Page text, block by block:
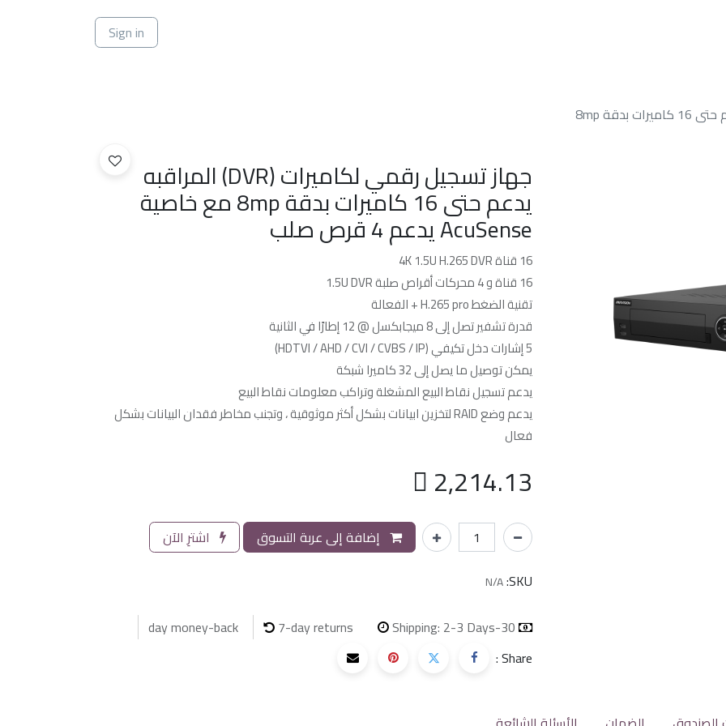
Sign in
جهاز تسجيل رقمي لكاميرات (DVR) المراقبه يدعم حتى 16 كاميرات بدقة 8mp
جهاز تسجيل رقمي لكاميرات (DVR) المراقبه
يدعم حتى 16 كاميرات بدقة 8mp مع خاصية
AcuSense يدعم 4 قرص صلب
16 قناة 4K 1.5U H.265 DVR
16 قناة و 4 محركات أقراص صلبة 1.5U DVR
تقنية الضغط H.265 pro + الفعالة
قدرة تشفير تصل إلى 8 ميجابكسل @ 12 إطارًا في الثانية
5 إشارات دخل تكيفي (HDTVI / AHD / CVI / CVBS / IP)
يمكن توصيل ما يصل إلى 32 كاميرا شبكة
يدعم تسجيل نقاط البيع المشغلة وتراكب معلومات نقاط البيع
يدعم وضع RAID لتخزين ابيانات بشكل أكثر موثوقية ، وتجنب مخاطر فقدان البيانات بشكل
فعال
2,214.13
إضافة إلى عربة التسوق
اشترِ الآن
SKU:
N/A
30-day money-back
7-day returns
Shipping: 2-3 Days
Share :